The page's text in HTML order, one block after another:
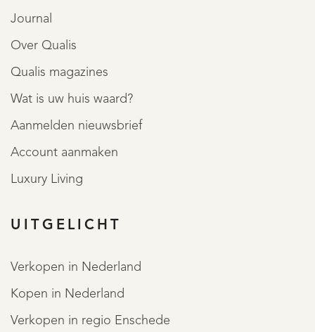
Journal
Over Qualis
Qualis magazines
Wat is uw huis waard?
Aanmelden nieuwsbrief
Account aanmaken
Luxury Living
UITGELICHT
Verkopen in Nederland
Kopen in Nederland
Verkopen in regio Enschede